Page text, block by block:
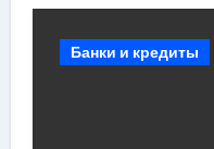
Банки и кредиты